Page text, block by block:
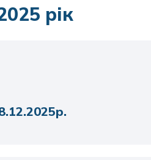
рік